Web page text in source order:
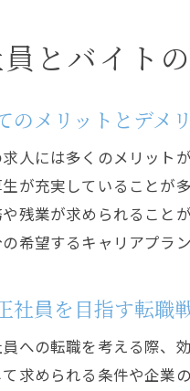
とバイト
のメリットとデメ
人には多くのメリット
が充実していることが
残業が求められること
希望するキャリアプラ
社員を目指す転職
への転職を考える際、
求められる条件や企業